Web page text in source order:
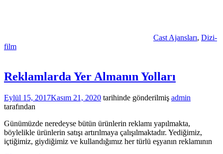
Cast Ajansları, Dizi-
film
Reklamlarda Yer Almanın Yolları
Eylül 15, 2017Kasım 21, 2020 tarihinde gönderilmiş admin
tarafından
Günümüzde neredeyse bütün ürünlerin reklamı yapılmakta,
böylelikle ürünlerin satışı artırılmaya çalışılmaktadır. Yediğimiz,
içtiğimiz, giydiğimiz ve kullandığımız her türlü eşyanın reklamının